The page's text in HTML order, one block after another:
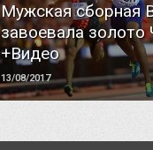
Мужская сборная
завоевала
+Видео
13/08/2017